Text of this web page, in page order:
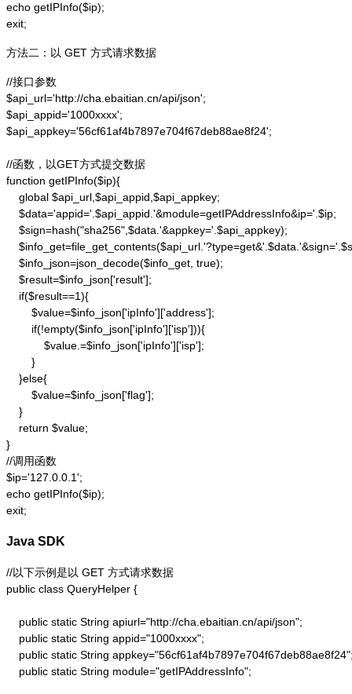
echo getIPInfo($ip);
exit;
方法二：以 GET 方式请求数据
//接口参数
$api_url='http://cha.ebaitian.cn/api/json';
$api_appid='1000xxxx';
$api_appkey='56cf61af4b7897e704f67deb88ae8f24';
//函数，以GET方式提交数据
function getIPInfo($ip){
    global $api_url,$api_appid,$api_appkey;
    $data='appid='.$api_appid.'&module=getIPAddressInfo&ip='.$ip;
    $sign=hash("sha256",$data.'&appkey='.$api_appkey);
    $info_json=json_decode($info_get, true);
    $result=$info_json['result'];
    if($result==1){
        $value=$info_json['ipInfo']['address'];
        if(!empty($info_json['ipInfo']['isp'])){
            $value.=$info_json['ipInfo']['isp'];
        }
    }else{
        $value=$info_json['flag'];
    }
    return $value;
}
//调用函数
$ip='127.0.0.1';
echo getIPInfo($ip);
exit;
Java SDK
//以下示例是以 GET 方式请求数据
public class QueryHelper {
    public static String apiurl="http://cha.ebaitian.cn/api/json";
    public static String appid="1000xxxx";
public static String
    public static String module="getIPAddressInfo";